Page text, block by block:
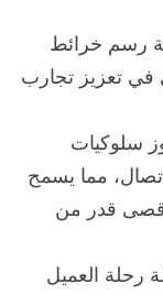
رسم خرائط
في تعزيز تجارب
سلوكيات
مما يسمح
أقصى قدر من
رحلة العميل